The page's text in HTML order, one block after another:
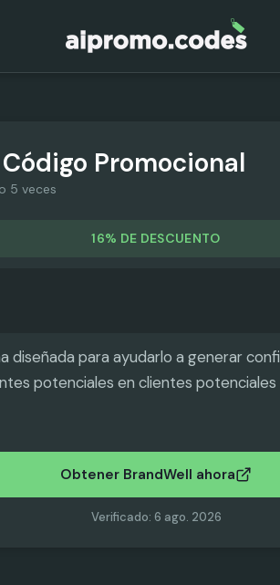
Código Promocional
5 veces
16% DE DESCUENTO
diseñada para ayudarlo a generar
potenciales en clientes potenciales
Obtener BrandWell ahora
Verificado: 6 ago. 2026